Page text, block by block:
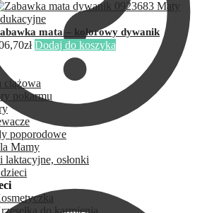
mata – kolorowy dywanik
zł Dodaj do koszyka
ciążowa
pokarmu
poporodowe
Mamy
laktacyjne, osłonki
do karmienia